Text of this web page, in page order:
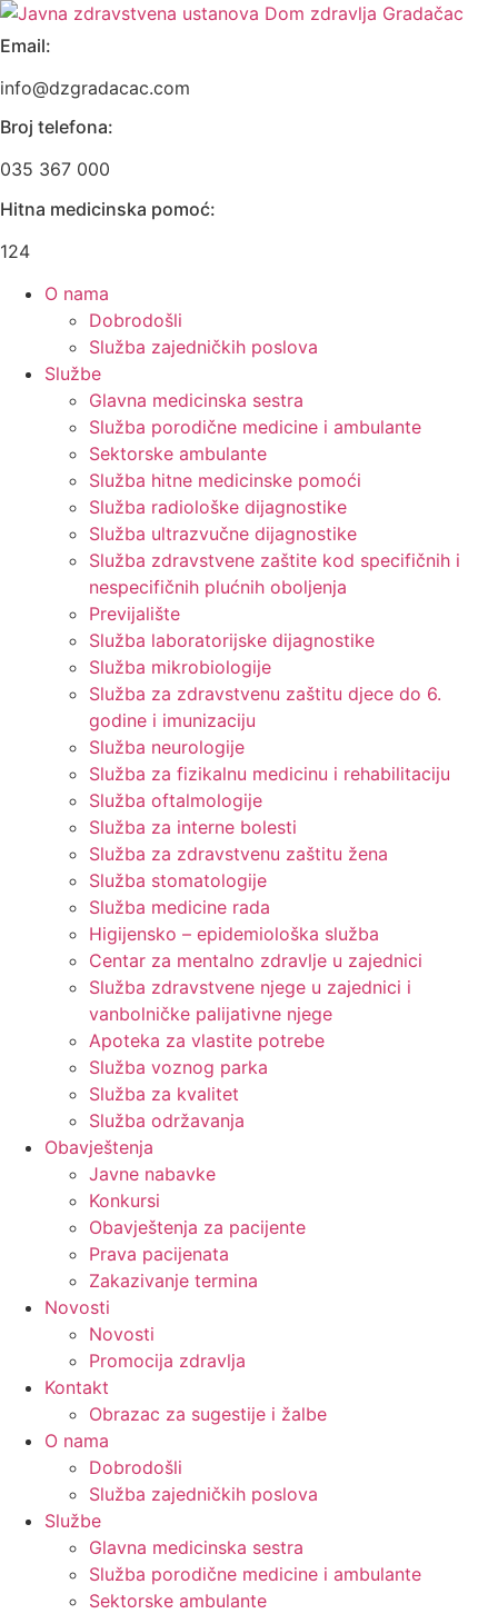
Skip
to
Email:
info@dzgradacac.com
Broj telefona:
035 367 000
Hitna medicinska pomoć:
124
O nama
Dobrodošli
Služba zajedničkih poslova
Službe
Glavna medicinska sestra
Služba porodične medicine i ambulante
Sektorske ambulante
Služba hitne medicinske pomoći
Služba radiološke dijagnostike
Služba ultrazvučne dijagnostike
Služba zdravstvene zaštite kod specifičnih i
nespecifičnih plućnih oboljenja
Previjalište
Služba laboratorijske dijagnostike
Služba mikrobiologije
Služba za zdravstvenu zaštitu djece do 6.
godine i imunizaciju
Služba neurologije
Služba za fizikalnu medicinu i rehabilitaciju
Služba oftalmologije
Služba za interne bolesti
Služba za zdravstvenu zaštitu žena
Služba stomatologije
Služba medicine rada
Higijensko – epidemiološka služba
Centar za mentalno zdravlje u zajednici
Služba zdravstvene njege u zajednici i
vanbolničke palijativne njege
Apoteka za vlastite potrebe
Služba voznog parka
Služba za kvalitet
Služba održavanja
Obavještenja
Javne nabavke
Konkursi
Obavještenja za pacijente
Prava pacijenata
Zakazivanje termina
Novosti
Novosti
Promocija zdravlja
Kontakt
Obrazac za sugestije i žalbe
O nama
Dobrodošli
Služba zajedničkih poslova
Službe
Glavna medicinska sestra
Služba porodične medicine i ambulante
Sektorske ambulante